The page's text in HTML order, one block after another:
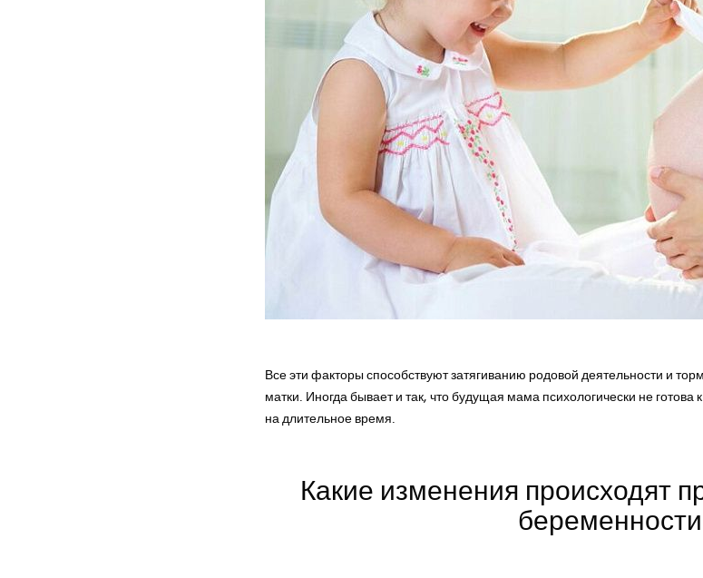
Все эти факторы способствуют затягиванию родовой деятельности и
матки. Иногда бывает и так, что будущая мама психологически не готова
на длительное время.
Какие изменения происходят
беременности